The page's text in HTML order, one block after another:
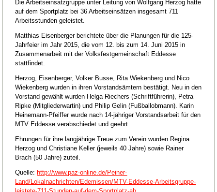
Die Arbeitseinsatzgruppe unter Leitung von Wolfgang Herzog hatte
auf dem Sportplatz bei 36 Arbeitseinsätzen insgesamt 711
Arbeitsstunden geleistet.
Matthias Eisenberger berichtete über die Planungen für die 125-
Jahrfeier im Jahr 2015, die vom 12. bis zum 14. Juni 2015 in
Zusammenarbeit mit der Volksfestgemeinschaft Eddesse
stattfindet.
Herzog, Eisenberger, Volker Busse, Rita Wiekenberg und Nico
Wiekenberg wurden in ihren Vorstandsämtern bestätigt. Neu in den
Vorstand gewählt wurden Helga Riechers (Schriftführerin), Petra
Ripke (Mitgliederwartin) und Philip Gelin (Fußballobmann). Karin
Heinemann-Pfeiffer wurde nach 14-jähriger Vorstandsarbeit für den
MTV Eddesse verabschiedet und geehrt.
Ehrungen für ihre langjährige Treue zum Verein wurden Regina
Herzog und Christiane Keller (jeweils 40 Jahre) sowie Rainer
Brach (50 Jahre) zuteil.
Quelle: http://www.paz-online.de/Peiner-
Land/Lokalnachrichten/Edemissen/MTV-Eddesse-Arbeitsgruppe-